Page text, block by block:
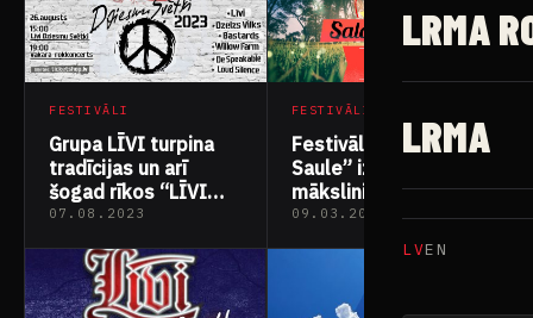
LRMA
LRMA
LVEN
FESTIVĀLI
Grupa LĪVI turpina
tradīcijas un arī
šogad rīkos “LĪVI
Dziesmu Svētki”
07.08.2023
FESTIVĀLI
Festivāls “Saldus
Saule” izziņo pirmos
māksliniekus
09.03.2023